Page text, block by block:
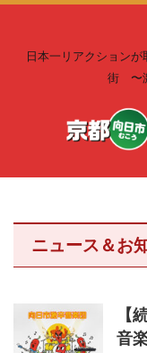
日本一リアクション
街 〜
ニュース＆お
【
音